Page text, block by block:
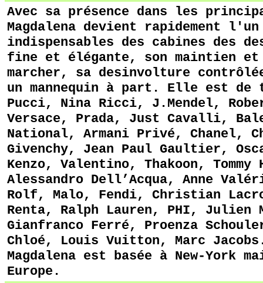
Avec sa présence dans les
Magdalena devient rapidement l'un
indispensables des cabines des
fine et élégante, son maintien et
marcher, sa desinvolture
un mannequin à part. Elle est de
Pucci, Nina Ricci, J.Mendel,
Versace, Prada, Just Cavalli,
National, Armani Privé, Chanel,
Givenchy, Jean Paul Gaultier,
Kenzo, Valentino, Thakoon,
Alessandro Dell’Acqua, Anne
Rolf, Malo, Fendi, Christian
Renta, Ralph Lauren, PHI, Julien
Gianfranco Ferré, Proenza
Chloé, Louis Vuitton, Marc
Magdalena est basée à New-York
Europe.